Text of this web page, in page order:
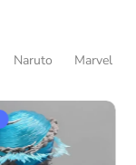
Naruto Marvel